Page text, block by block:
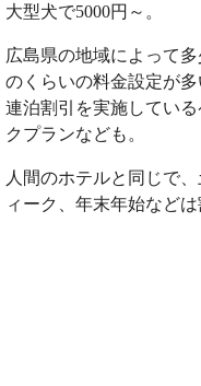
大型犬で5000円～。
広島県の地域によって
のくらいの料金設定が多
連泊割引を実施してい
クプランなども。
人間のホテルと同じで
ィーク、年末年始など